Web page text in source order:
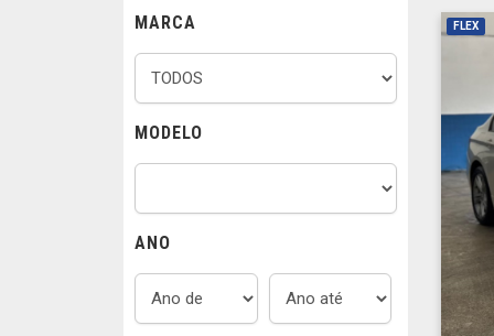
MARCA
MODELO
ANO
FLEX